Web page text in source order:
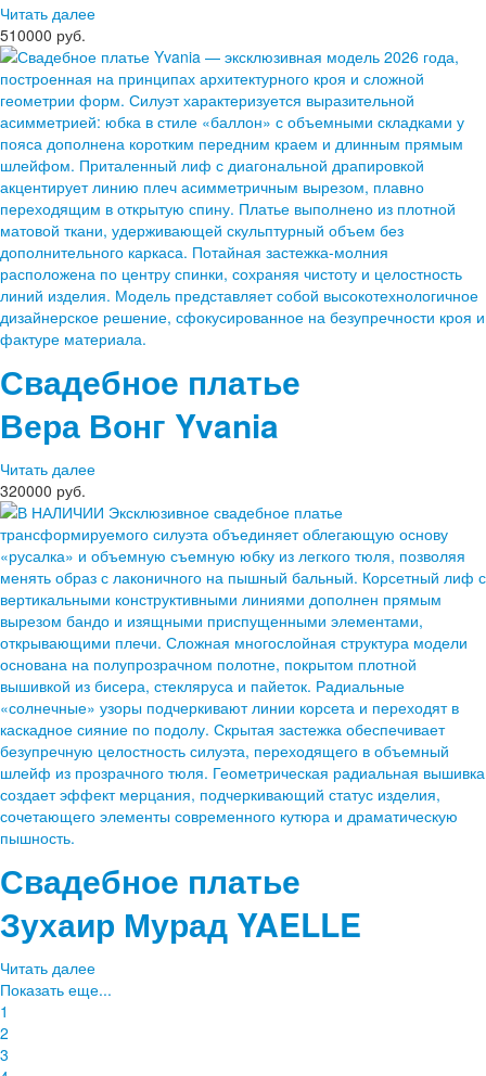
Читать далее
510000 руб.
Свадебное платье
Вера Вонг Yvania
Читать далее
320000 руб.
Свадебное платье
Зухаир Мурад YAELLE
Читать далее
Показать еще...
1
2
3